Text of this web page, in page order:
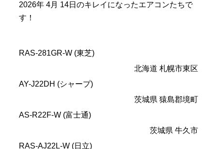
2026年 4月 14日のキレイになったエアコンたちで
す！
RAS-281GR-W (東芝)
北海道 札幌市東区
AY-J22DH (シャープ)
茨城県 猿島郡境町
AS-R22F-W (富士通)
茨城県 牛久市
RAS-AJ22L-W (日立)